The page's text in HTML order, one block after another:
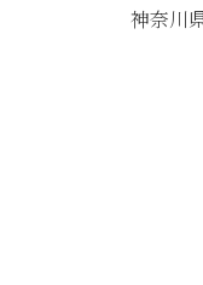
神奈川